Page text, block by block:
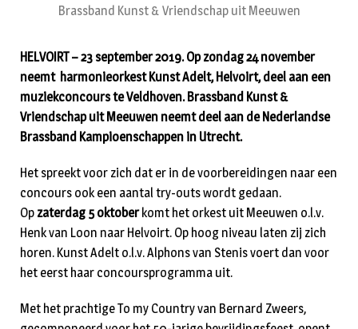
Brassband Kunst & Vriendschap uit Meeuwen
HELVOIRT – 23 september 2019. Op zondag 24 november
neemt harmonieorkest Kunst Adelt, Helvoirt, deel aan een
muziekconcours te Veldhoven. Brassband Kunst &
Vriendschap uit Meeuwen neemt deel aan de Nederlandse
Brassband Kampioenschappen in Utrecht.
Het spreekt voor zich dat er in de voorbereidingen naar een
concours ook een aantal try-outs wordt gedaan.
Op zaterdag 5 oktoberkomt het orkest uit Meeuwen o.l.v.
Henk van Loon naar Helvoirt. Op hoog niveau laten zij zich
horen. Kunst Adelt o.l.v. Alphons van Stenis voert dan voor
het eerst haar concoursprogramma uit.
Met het prachtige To my Country van Bernard Zweers,